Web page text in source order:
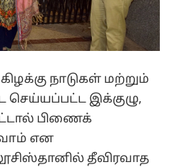
நாடுகள் மற்றும்
செய்யப்பட்ட இக்குழு,
பிணைக்
என
தீவிரவாத